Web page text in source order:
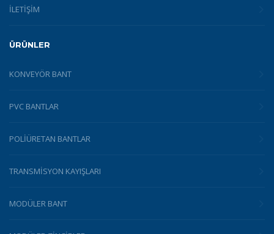
İLETİŞİM
ÜRÜNLER
KONVEYÖR BANT
PVC BANTLAR
POLIÜRETAN BANTLAR
TRANSMISYON KAYIŞLARI
MODÜLER BANT